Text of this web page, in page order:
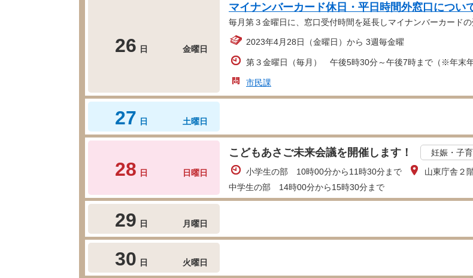
26 日 金曜日
マイナンバーカード休日・平日時間外窓口につい
毎月第３金曜日に、窓口受付時間を延長しマイナンバーカードの
2023年4月28日（金曜日）から 3週毎金曜
第３金曜日（毎月） 午後5時30分～午後7時まで（※年末年
市民課
27 日 土曜日
28 日 日曜日
こどもあさご未来会議を開催します！ 妊娠・子
小学生の部 10時00分から11時30分まで
中学生の部 14時00分から15時30分まで
山東庁舎２
29 日 月曜日
30 日 火曜日